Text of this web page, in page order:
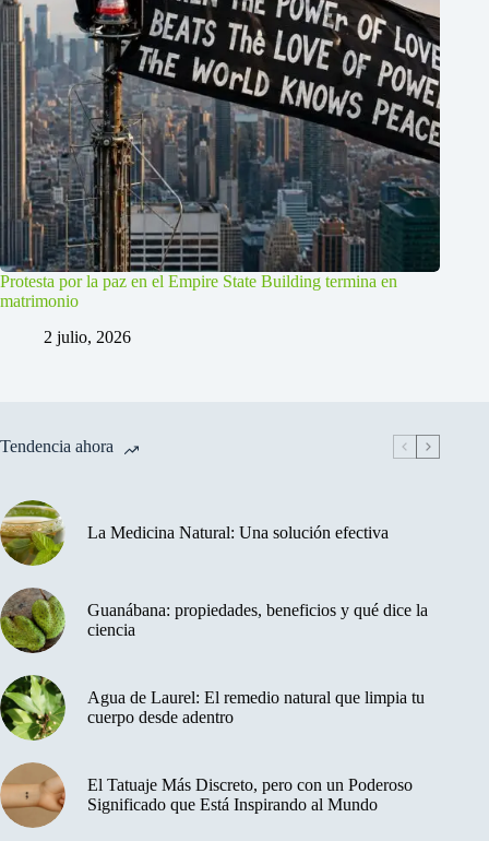
Protesta por la paz en el Empire State Building termina en
matrimonio
2 julio, 2026
Tendencia ahora
La Medicina Natural: Una solución efectiva
Guanábana: propiedades, beneficios y qué dice la
ciencia
Agua de Laurel: El remedio natural que limpia tu
cuerpo desde adentro
El Tatuaje Más Discreto, pero con un Poderoso
Significado que Está Inspirando al Mundo